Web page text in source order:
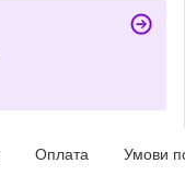
Оплата Умови